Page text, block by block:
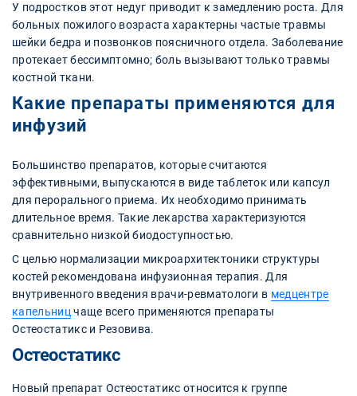
У подростков этот недуг приводит к замедлению роста. Для
больных пожилого возраста характерны частые травмы
шейки бедра и позвонков поясничного отдела. Заболевание
протекает бессимптомно; боль вызывают только травмы
костной ткани.
Какие препараты применяются для
инфузий
Большинство препаратов, которые считаются
эффективными, выпускаются в виде таблеток или капсул
для перорального приема. Их необходимо принимать
длительное время. Такие лекарства характеризуются
сравнительно низкой биодоступностью.
С целью нормализации микроархитектоники структуры
костей рекомендована инфузионная терапия. Для
внутривенного введения врачи-ревматологи в медцентре
капельницчаще всего применяются препараты
Остеостатикс и Резовива.
Остеостатикс
Новый препарат Остеостатикс относится к группе